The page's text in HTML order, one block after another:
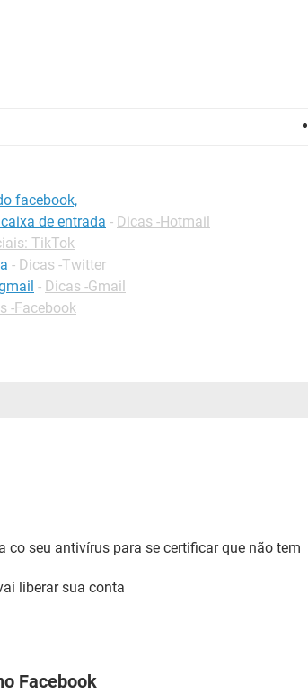
facebook,
de entrada - Dicas -Hotmail
TikTok
- Dicas -Twitter
- Dicas -Gmail
-Facebook
co seu antivírus para se certificar que não tem
liberar sua conta
Facebook